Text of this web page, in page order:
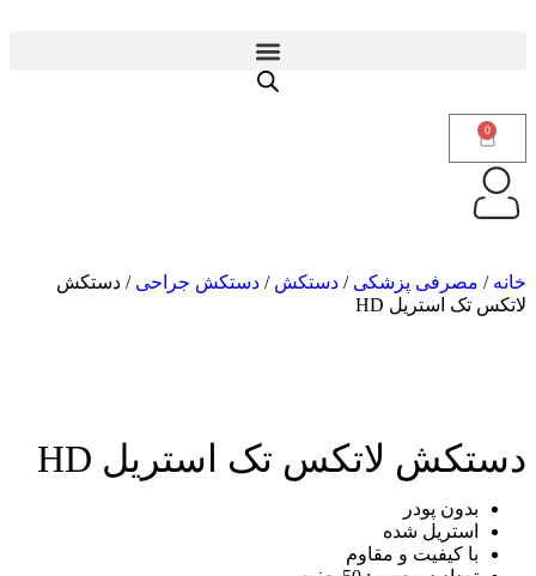
0
خانه / مصرفی پزشکی / دستکش / دستکش جراحی / دستکش
لاتکس تک استریل HD
دستکش لاتکس تک استریل HD
بدون پودر
استریل شده
با کیفیت و مقاوم